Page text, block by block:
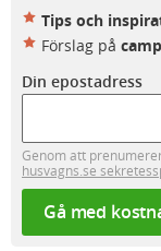
Tips och
Förslag på
Din epostadress
Genom att
husvagns.se
Gå med